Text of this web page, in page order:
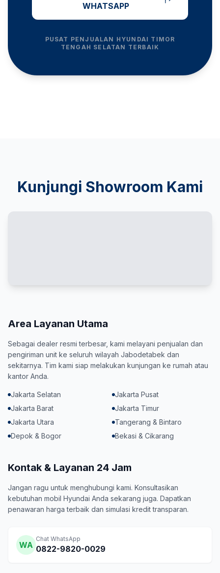
WHATSAPP
PUSAT PENJUALAN HYUNDAI TIMOR
TENGAH SELATAN TERBAIK
Kunjungi Showroom Kami
Area Layanan Utama
Sebagai dealer resmi terbesar, kami melayani penjualan dan
pengiriman unit ke seluruh wilayah Jabodetabek dan
sekitarnya. Tim kami siap melakukan kunjungan ke rumah atau
kantor Anda.
Jakarta Selatan
Jakarta Pusat
Jakarta Barat
Jakarta Timur
Jakarta Utara
Tangerang & Bintaro
Depok & Bogor
Bekasi & Cikarang
Kontak & Layanan 24 Jam
Jangan ragu untuk menghubungi kami. Konsultasikan
kebutuhan mobil Hyundai Anda sekarang juga. Dapatkan
penawaran harga terbaik dan simulasi kredit transparan.
WA
Chat WhatsApp
0822-9820-0029